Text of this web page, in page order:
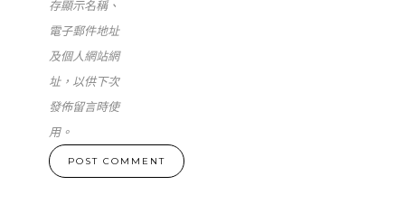
存顯示名稱、
電子郵件地址
及個人網站網
址，以供下次
發佈留言時使
用。